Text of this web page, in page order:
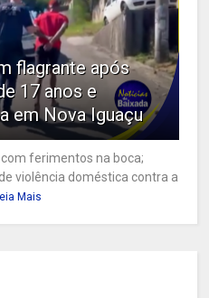
flagrante após
17 anos e
em Nova Iguaçu
ferimentos na boca;
violência doméstica contra a
Mais